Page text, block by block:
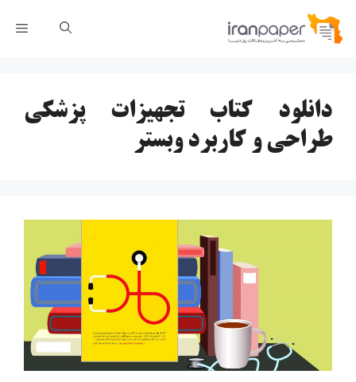
پرش
دانلود کتاب تجهیزات پزشکی
طراحی و کاربرد وبستر